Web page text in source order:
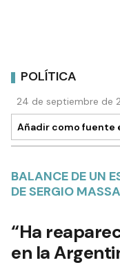
POLÍTICA
24 de septiembre de
Añadir como fuente
BALANCE DE UN
DE SERGIO
“Ha
en la